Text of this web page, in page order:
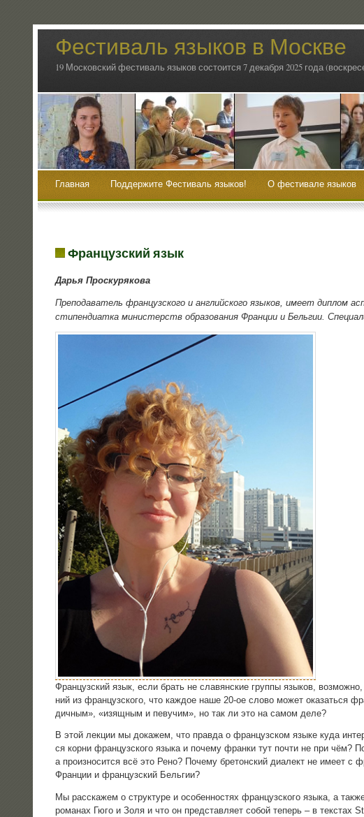
Фестиваль языков в Москве
19 Московский фестиваль языков состоится 7 декабря 2025 года
Главная Поддержите Фестиваль языков! О фестивале языков
Французский язык
Дарья Проску­ря­ко­ва
Пре­по­да­ва­тель фран­цуз­ско­го и англий­ско­го язы­ков, име­ет диплом
сти­пен­ди­ат­ка мини­стерств обра­зо­ва­ния Фран­ции и Бель­гии.
Фран­цуз­ский язык, если брать не сла­вян­ские груп­пы язы­ков,
ний из фран­цуз­ско­го, что каж­дое наше 20-ое сло­во может ока­зать­ся
дич­ным», «изящ­ным и певу­чим», но так ли это на самом деле?
В этой лек­ции мы дока­жем, что прав­да о фран­цуз­ском язы­ке куда
ся кор­ни фран­цуз­ско­го язы­ка и поче­му фран­ки тут почти не при
а про­из­но­сит­ся всё это Рено? Поче­му бре­тон­ский диа­лект не име­ет с
Фран­ции и фран­цуз­ский Бельгии?
Мы рас­ска­жем о струк­ту­ре и осо­бен­но­стях фран­цуз­ско­го язы­ка, а
рома­нах Гюго и Золя и что он пред­став­ля­ет собой теперь – в текстах